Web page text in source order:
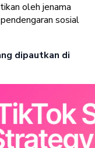
oleh jenama
sosial
dipautkan di